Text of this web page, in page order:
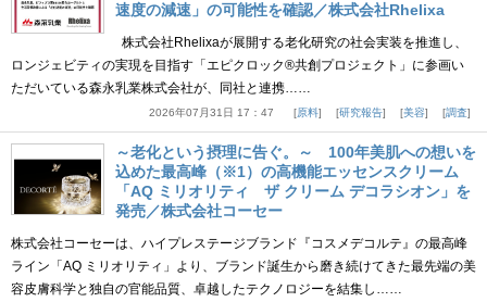
速度の減速」の可能性を確認／株式会社Rhelixa
株式会社Rhelixaが展開する老化研究の社会実装を推進し、
ロンジェビティの実現を目指す「エピクロック®共創プロジェクト」に参画い
ただいている森永乳業株式会社が、同社と連携……
2026年07月31日 17：47 原料 研究報告 美容 調査
～老化という摂理に告ぐ。～ 100年美肌への想いを
込めた最高峰（※1）の高機能エッセンスクリーム
「AQ ミリオリティ ザ クリーム デコラシオン」を
発売／株式会社コーセー
株式会社コーセーは、ハイプレステージブランド『コスメデコルテ』の最高峰
ライン「AQ ミリオリティ」より、ブランド誕生から磨き続けてきた最先端の美
容皮膚科学と独自の官能品質、卓越したテクノロジーを結集し……